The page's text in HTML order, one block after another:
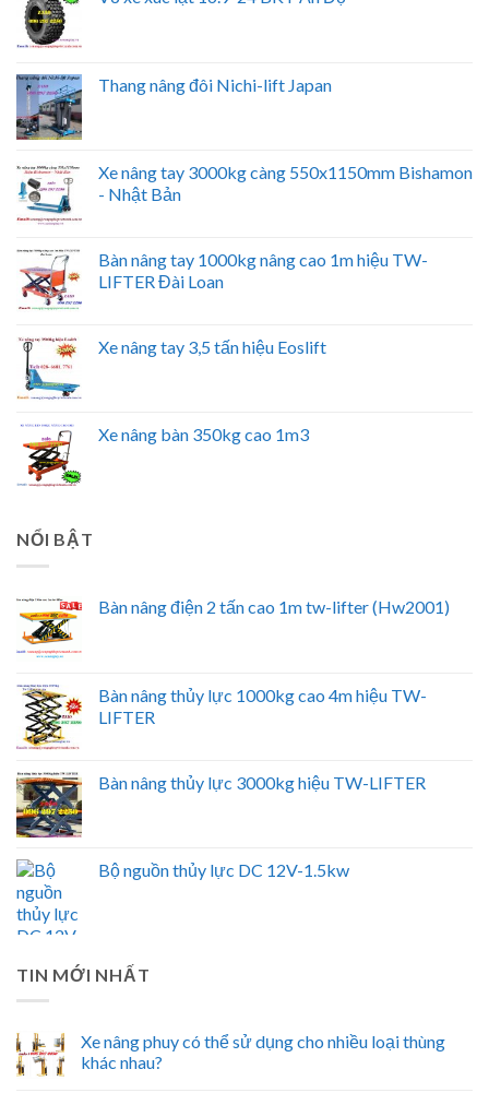
Thang nâng đôi Nichi-lift Japan
Xe nâng tay 3000kg càng 550x1150mm Bishamon
- Nhật Bản
Bàn nâng tay 1000kg nâng cao 1m hiệu TW-
LIFTER Đài Loan
Xe nâng tay 3,5 tấn hiệu Eoslift
Xe nâng bàn 350kg cao 1m3
NỔI BẬT
Bàn nâng điện 2 tấn cao 1m tw-lifter (Hw2001)
Bàn nâng thủy lực 1000kg cao 4m hiệu TW-
LIFTER
Bàn nâng thủy lực 3000kg hiệu TW-LIFTER
Bộ nguồn thủy lực DC 12V-1.5kw
TIN MỚI NHẤT
Xe nâng phuy có thể sử dụng cho nhiều loại thùng
khác nhau?